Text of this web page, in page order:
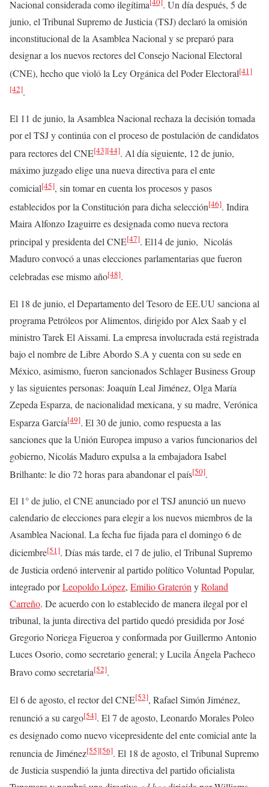
Nacional considerada como ilegítima
. Un día después, 5 de
junio, el Tribunal Supremo de Justicia (TSJ) declaró la omisión
inconstitucional de la Asamblea Nacional y se preparó para
designar a los nuevos rectores del Consejo Nacional Electoral
(CNE), hecho que violó la Ley Orgánica del Poder Electoral[41]
[42].
El 11 de junio, la Asamblea Nacional rechaza la decisión tomada
por el TSJ y continúa con el proceso de postulación de candidatos
para rectores del CNE[43][44]. Al día siguiente, 12 de junio,
máximo juzgado elige una nueva directiva para el ente
comicial[45], sin tomar en cuenta los procesos y pasos
establecidos por la Constitución para dicha selección[46]. Indira
Maira Alfonzo Izaguirre es designada como nueva rectora
principal y presidenta del CNE[47]. El14 de junio, Nicolás
Maduro convocó a unas elecciones parlamentarias que fueron
celebradas ese mismo año[48].
El 18 de junio, el Departamento del Tesoro de EE.UU sanciona al
programa Petróleos por Alimentos, dirigido por Alex Saab y el
ministro Tarek El Aissami. La empresa involucrada está registrada
bajo el nombre de Libre Abordo S.A y cuenta con su sede en
México, asimismo, fueron sancionados Schlager Business Group
y las siguientes personas: Joaquín Leal Jiménez, Olga María
Zepeda Esparza, de nacionalidad mexicana, y su madre, Verónica
Esparza García[49]. El 30 de junio, como respuesta a las
sanciones que la Unión Europea impuso a varios funcionarios del
gobierno, Nicolás Maduro expulsa a la embajadora Isabel
Brilhante: le dio 72 horas para abandonar el país[50].
El 1° de julio, el CNE anunciado por el TSJ anunció un nuevo
calendario de elecciones para elegir a los nuevos miembros de la
Asamblea Nacional. La fecha fue fijada para el domingo 6 de
diciembre[51]. Días más tarde, el 7 de julio, el Tribunal Supremo
de Justicia ordenó intervenir al partido político Voluntad Popular,
integrado porLeopoldo López, Emilio Graterón yRoland
Carreño. De acuerdo con lo establecido de manera ilegal por el
tribunal, la junta directiva del partido quedó presidida por José
Gregorio Noriega Figueroa y conformada por Guillermo Antonio
Luces Osorio, como secretario general; y Lucila Ángela Pacheco
Bravo como secretaria[52].
El 6 de agosto, el rector del CNE[53], Rafael Simón Jiménez,
renunció a su cargo[54]. El 7 de agosto, Leonardo Morales Poleo
es designado como nuevo vicepresidente del ente comicial ante la
renuncia de Jiménez[55][56]. El 18 de agosto, el Tribunal Supremo
de Justicia suspendió la junta directiva del partido oficialista